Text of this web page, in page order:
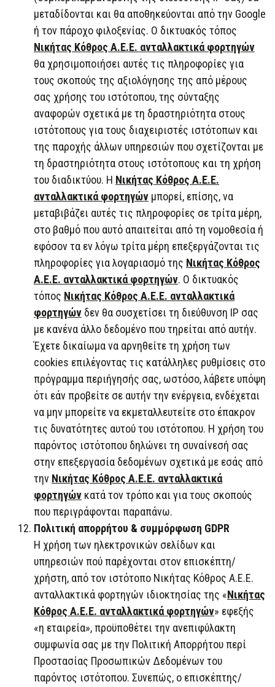
μεταδίδονται και θα αποθηκεύονται από την Google
ή τον πάροχο φιλοξενίας. Ο δικτυακός τόπος
Νικήτας Κόθρος Α.Ε.Ε. ανταλλακτικά φορτηγών
θα χρησιμοποιήσει αυτές τις πληροφορίες για
τους σκοπούς της αξιολόγησης της από μέρους
σας χρήσης του ιστότοπου, της σύνταξης
αναφορών σχετικά με τη δραστηριότητα στους
ιστότοπους για τους διαχειριστές ιστότοπων και
της παροχής άλλων υπηρεσιών που σχετίζονται με
τη δραστηριότητα στους ιστότοπους και τη χρήση
του διαδικτύου. Η Νικήτας Κόθρος Α.Ε.Ε.
ανταλλακτικά φορτηγών μπορεί, επίσης, να
μεταβιβάζει αυτές τις πληροφορίες σε τρίτα μέρη,
στο βαθμό που αυτό απαιτείται από τη νομοθεσία ή
εφόσον τα εν λόγω τρίτα μέρη επεξεργάζονται τις
πληροφορίες για λογαριασμό της Νικήτας Κόθρος
Α.Ε.Ε. ανταλλακτικά φορτηγών. Ο δικτυακός
τόπος Νικήτας Κόθρος Α.Ε.Ε. ανταλλακτικά
φορτηγών δεν θα συσχετίσει τη διεύθυνση IP σας
με κανένα άλλο δεδομένο που τηρείται από αυτήν.
Έχετε δικαίωμα να αρνηθείτε τη χρήση των
cookies επιλέγοντας τις κατάλληλες ρυθμίσεις στο
πρόγραμμα περιήγησής σας, ωστόσο, λάβετε υπόψη
ότι εάν προβείτε σε αυτήν την ενέργεια, ενδέχεται
να μην μπορείτε να εκμεταλλευτείτε στο έπακρον
τις δυνατότητες αυτού του ιστότοπου. Η χρήση του
παρόντος ιστότοπου δηλώνει τη συναίνεσή σας
στην επεξεργασία δεδομένων σχετικά με εσάς από
την Νικήτας Κόθρος Α.Ε.Ε. ανταλλακτικά
φορτηγών κατά τον τρόπο και για τους σκοπούς
που περιγράφονται παραπάνω.
Πολιτική απορρήτου & συμμόρφωση GDPR
Η χρήση των ηλεκτρονικών σελίδων και
υπηρεσιών πού παρέχονται στον επισκέπτη/
χρήστη, από τον ιστότοπο Νικήτας Κόθρος Α.Ε.Ε.
ανταλλακτικά φορτηγών ιδιοκτησίας της «Νικήτας
Κόθρος Α.Ε.Ε. ανταλλακτικά φορτηγών» εφεξής
«η εταιρεία», προϋποθέτει την ανεπιφύλακτη
συμφωνία σας με την Πολιτική Απορρήτου περί
Προστασίας Προσωπικών Δεδομένων του
παρόντος ιστότοπου. Συνεπώς, ο επισκέπτης/